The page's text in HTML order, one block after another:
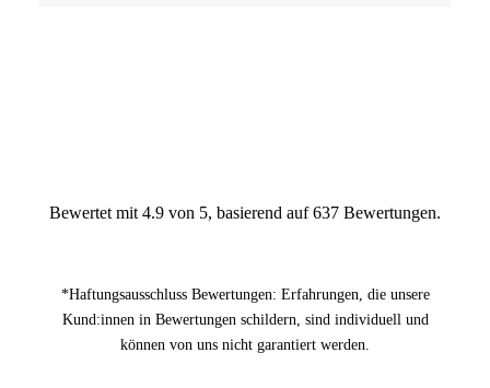
Bewertet mit 4.9 von 5, basierend auf 637 Bewertungen.
*Haftungsausschluss Bewertungen: Erfahrungen, die unsere
Kund:innen in Bewertungen schildern, sind individuell und
können von uns nicht garantiert werden.